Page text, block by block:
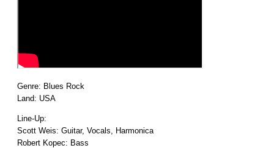
Genre: Blues Rock
Land: USA
Line-Up:
Scott Weis: Guitar, Vocals, Harmonica
Robert Kopec: Bass